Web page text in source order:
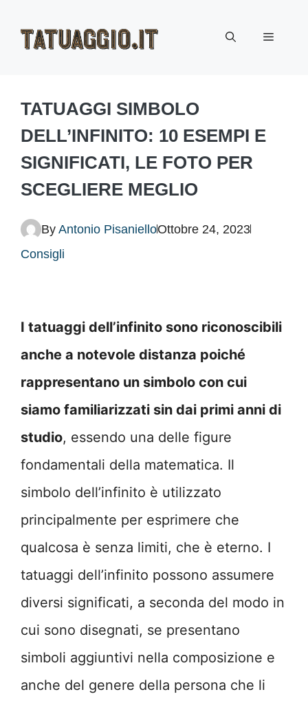
Menu
TATUAGGI SIMBOLO
DELL’INFINITO: 10 ESEMPI E
SIGNIFICATI, LE FOTO PER
SCEGLIERE MEGLIO
By Antonio PisanielloOttobre 24, 2023
Consigli
I tatuaggi dell’infinito sono riconoscibili
anche a notevole distanza poiché
rappresentano un simbolo con cui
siamo familiarizzati sin dai primi anni di
studio, essendo una delle figure
fondamentali della matematica. Il
simbolo dell’infinito è utilizzato
principalmente per esprimere che
qualcosa è senza limiti, che è eterno. I
tatuaggi dell’infinito possono assumere
diversi significati, a seconda del modo in
cui sono disegnati, se presentano
simboli aggiuntivi nella composizione e
anche del genere della persona che li